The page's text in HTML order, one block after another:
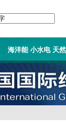
海洋能 小水电 天